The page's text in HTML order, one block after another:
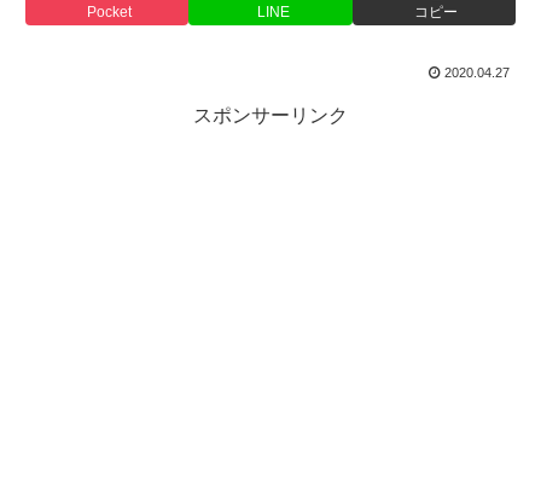
Pocket LINE コピー
2020.04.27
スポンサーリンク